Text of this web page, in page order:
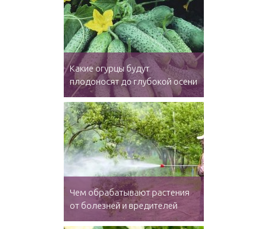
Какие огурцы будут
плодоносят до глубокой осени
Чем обрабатывают растения
от болезней и вредителей